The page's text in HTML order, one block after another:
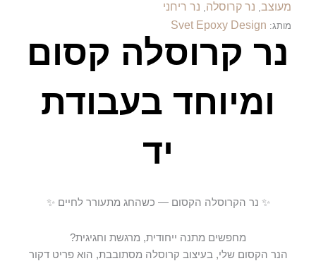
מעוצב, נר קרוסלה, נר ריחני
מותג: Svet Epoxy Design
נר קרוסלה קסום
ומיוחד בעבודת
יד
✨ נר הקרוסלה הקסום — כשהחג מתעורר לחיים ✨
מחפשים מתנה ייחודית, מרגשת וחגיגית?
הנר הקסום שלי, בעיצוב קרוסלה מסתובבת, הוא פריט דקור